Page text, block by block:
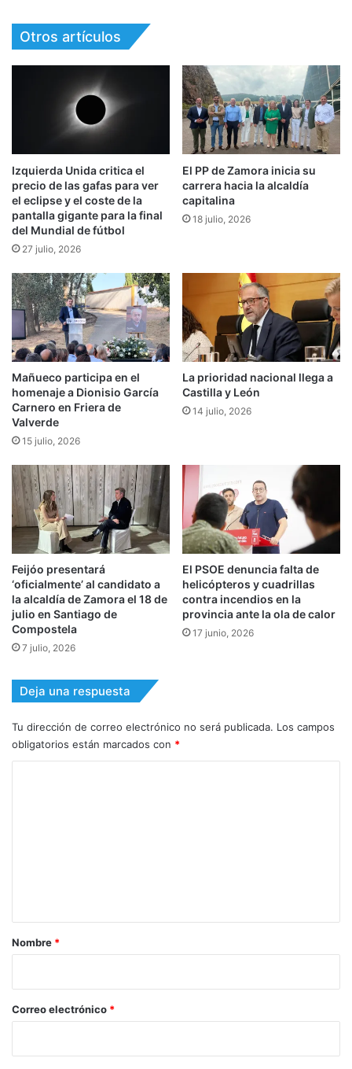
Otros artículos
Izquierda Unida critica el
precio de las gafas para ver
el eclipse y el coste de la
pantalla gigante para la final
del Mundial de fútbol
27 julio, 2026
El PP de Zamora inicia su
carrera hacia la alcaldía
capitalina
18 julio, 2026
Mañueco participa en el
homenaje a Dionisio García
Carnero en Friera de
Valverde
15 julio, 2026
La prioridad nacional llega a
Castilla y León
14 julio, 2026
Feijóo presentará
‘oficialmente’ al candidato a
la alcaldía de Zamora el 18 de
julio en Santiago de
Compostela
7 julio, 2026
El PSOE denuncia falta de
helicópteros y cuadrillas
contra incendios en la
provincia ante la ola de calor
17 junio, 2026
Deja una respuesta
Tu dirección de correo electrónico no será publicada. Los campos
obligatorios están marcados con *
r
*
Nombre *
Correo electrónico *